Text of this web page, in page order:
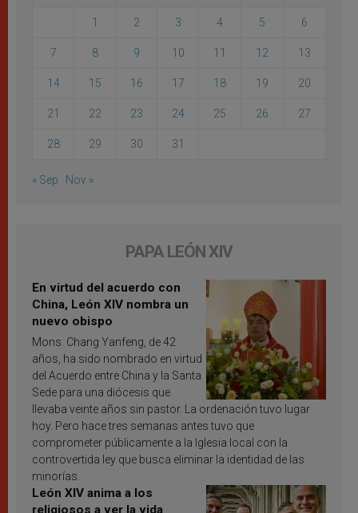
1 2 3 4 5 6
7 8 9 10 11 12 13
14 15 16 17 18 19 20
21 22 23 24 25 26 27
28 29 30 31
« Sep Nov »
PAPA LEÓN XIV
En virtud del acuerdo con
China, León XIV nombra un
nuevo obispo
Mons. Chang Yanfeng, de 42
años, ha sido nombrado en virtud
del Acuerdo entre China y la Santa
Sede para una diócesis que
llevaba veinte años sin pastor. La ordenación tuvo lugar
hoy. Pero hace tres semanas antes tuvo que
comprometer públicamente a la Iglesia local con la
controvertida ley que busca eliminar la identidad de las
minorías.
León XIV anima a los
religiosos a ver la vida